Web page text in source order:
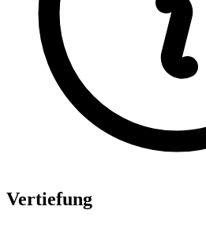
Vertiefung